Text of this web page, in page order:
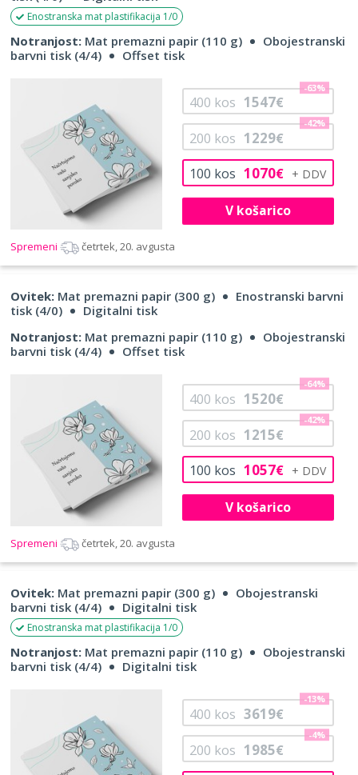
Enostranska mat plastifikacija 1/0
Notranjost: Mat premazni papir (110 g)
Obojestranski
barvni tisk (4/4)
Offset tisk
100 kos 1070€
200 kos 1229€
-42%
400 kos 1547€
-63%
V košarico
Spremeni četrtek, 20. avgusta
Ovitek: Mat premazni papir (300 g)
Enostranski barvni
tisk (4/0)
Digitalni tisk
Notranjost: Mat premazni papir (110 g)
Obojestranski
barvni tisk (4/4)
Offset tisk
100 kos 1057€
200 kos 1215€
-42%
400 kos 1520€
-64%
V košarico
Spremeni četrtek, 20. avgusta
Ovitek: Mat premazni papir (300 g)
Obojestranski
barvni tisk (4/4)
Digitalni tisk
Enostranska mat plastifikacija 1/0
Notranjost: Mat premazni papir (110 g)
Obojestranski
barvni tisk (4/4)
Digitalni tisk
200 kos 1985€
-4%
400 kos 3619€
-13%